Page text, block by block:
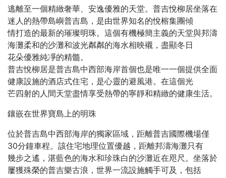
逃離至一個精緻奢華、安逸優雅的天堂。普吉悅柳居坐落在
迷人的熱帶島嶼普吉島，是由世界知名的悅榕集團傾
情打造的最新的璀璨明珠。這個有機極簡主義的天堂與邦濤
海灘柔和的沙灘和波光粼粼的海水相映襯，盡顯冬日
花朵優雅純凈的精髓。
普吉悅柳居是普吉島中西部海岸首個也是唯一一個提供全面
健康設施的酒店式住宅，是心靈的避風港。在這個光
芒四射的人間天堂盡情享受熱帶的寧靜和精緻的健康生活。
鑲嵌在世界寶島上的明珠
位於普吉島中西部海岸的獨家區域，距離普吉國際機場僅
30分鐘車程。該住宅地理位置優越，距離邦濤海灘只有
幾步之遙，湛藍色的海水和珍珠白的沙灘近在咫尺。坐落於
屢獲殊榮的普吉樂古浪，世界一流設施觸手可及，包括